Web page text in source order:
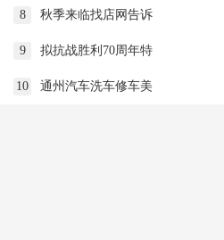
8 秋季来临找店网告诉
9 拟抗战胜利70周年特
10 通州汽车洗车修车美